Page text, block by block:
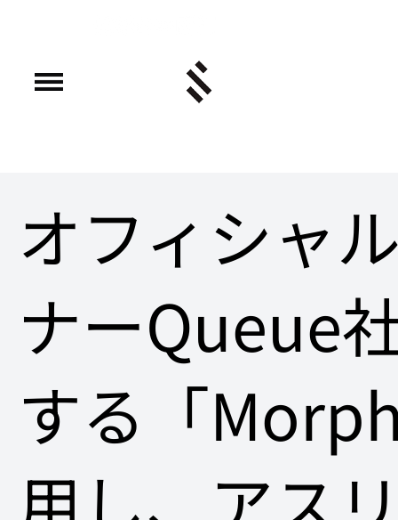
オフィシャ
ナーQueue
する「